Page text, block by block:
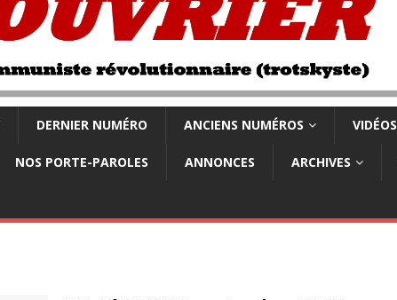
DERNIER NUMÉRO ANCIENS NUMÉROS VIDÉOS
NOS PORTE-PAROLES ANNONCES ARCHIVES